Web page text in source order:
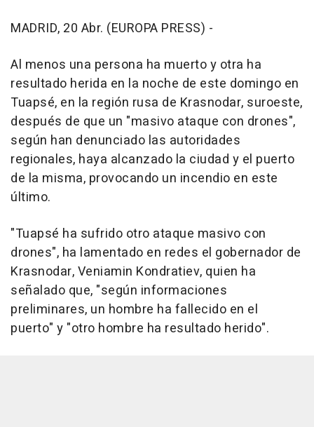
MADRID, 20 Abr. (EUROPA PRESS) -
Al menos una persona ha muerto y otra ha
resultado herida en la noche de este domingo en
Tuapsé, en la región rusa de Krasnodar, suroeste,
después de que un "masivo ataque con drones",
según han denunciado las autoridades
regionales, haya alcanzado la ciudad y el puerto
de la misma, provocando un incendio en este
último.
"Tuapsé ha sufrido otro ataque masivo con
drones", ha lamentado en redes el gobernador de
Krasnodar, Veniamin Kondratiev, quien ha
señalado que, "según informaciones
preliminares, un hombre ha fallecido en el
puerto" y "otro hombre ha resultado herido".